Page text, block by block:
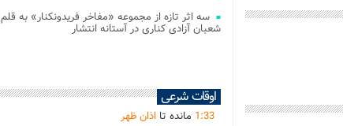
سه اثر تازه از مجموعه «مفاخر فریدونکنار» به قلم
شعبان آزادی کناری در آستانه انتشار
اوقات شرعی
1:33 مانده تااذان ظهر